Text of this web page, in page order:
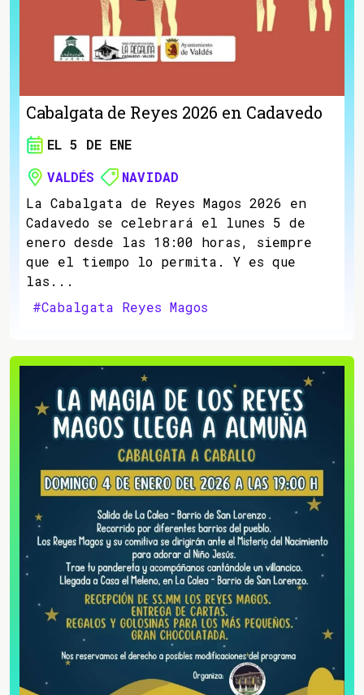
Cabalgata de Reyes 2026 en Cadavedo
EL 5 DE ENE
VALDÉS
NAVIDAD
La Cabalgata de Reyes Magos 2026 en
Cadavedo se celebrará el lunes 5 de
enero desde las 18:00 horas, siempre
que el tiempo lo permita. Y es que
las...
#Cabalgata Reyes Magos